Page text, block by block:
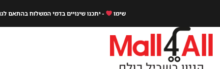
content
שימו - יתכנו שינויים בדמי המשלוח בהתאם